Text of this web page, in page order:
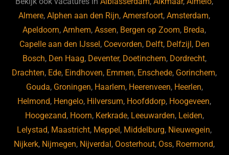
o
o
k
n
Almere,Alphen aan den Rijn,Amersfoort,Amsterdam,
Apeldoorn,Arnhem,Assen, Bergen op Zoom, Breda,
Capelle aan den IJssel, Coevorden, Delft, Delfzijl, Den
Bosch, Den Haag, Deventer, Doetinchem, Dordrecht,
Drachten, Ede, Eindhoven, Emmen, Enschede, Gorinchem,
Gouda, Groningen, Haarlem, Heerenveen, Heerlen,
Helmond, Hengelo, Hilversum, Hoofddorp, Hoogeveen,
Hoogezand, Hoorn, Kerkrade, Leeuwarden, Leiden,
Lelystad, Maastricht, Meppel, Middelburg, Nieuwegein,
Nijkerk, Nijmegen, Nijverdal, Oosterhout, Oss, Roermond,